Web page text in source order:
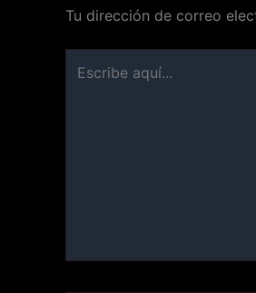
Tu dirección de correo
aquí...